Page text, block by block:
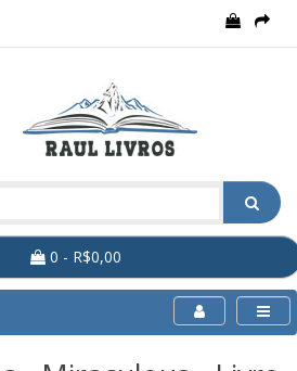
0 - R$0,00